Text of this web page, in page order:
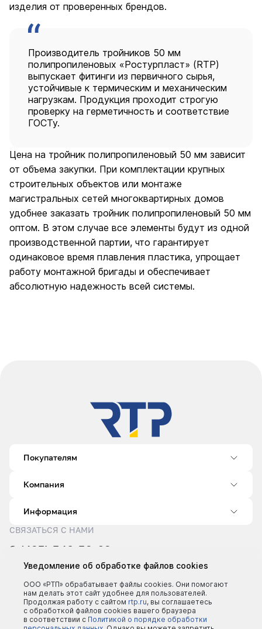
изделия от проверенных брендов.
Производитель тройников 50 мм
полипропиленовых «Ростурпласт» (RTP)
выпускает фитинги из первичного сырья,
устойчивые к термическим и механическим
нагрузкам. Продукция проходит строгую
проверку на герметичность и соответствие
ГОСТу.
Цена на тройник полипропиленовый 50 мм зависит
от объема закупки. При комплектации крупных
строительных объектов или монтаже
магистральных сетей многоквартирных домов
удобнее заказать тройник полипропиленовый 50 мм
оптом. В этом случае все элементы будут из одной
производственной партии, что гарантирует
одинаковое время плавления пластика, упрощает
работу монтажной бригады и обеспечивает
абсолютную надежность всей системы.
Покупателям
Компания
Информация
СВЯЗАТЬСЯ С НАМИ
8 (495) 540-52-62
sale@rtp.ru
Пн–Пт: 9:00–18:00
Уведомление об обработке файлов cookies
ООО «РТП» обрабатывает файлы cookies. Они помогают
нам делать этот сайт удобнее для пользователей.
Продолжая работу с сайтом rtp.ru, вы соглашаетесь
с обработкой файлов cookies вашего браузера
в соответствии с Политикой о порядке обработки